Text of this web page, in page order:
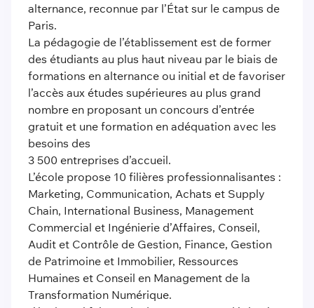
alternance, reconnue par l’État sur le campus de
Paris.
La pédagogie de l’établissement est de former
des étudiants au plus haut niveau par le biais de
formations en alternance ou initial et de favoriser
l’accès aux études supérieures au plus grand
nombre en proposant un concours d’entrée
gratuit et une formation en adéquation avec les
besoins des
3 500 entreprises d’accueil.
L’école propose 10 filières professionnalisantes :
Marketing, Communication, Achats et Supply
Chain, International Business, Management
Commercial et Ingénierie d’Affaires, Conseil,
Audit et Contrôle de Gestion, Finance, Gestion
de Patrimoine et Immobilier, Ressources
Humaines et Conseil en Management de la
Transformation Numérique.